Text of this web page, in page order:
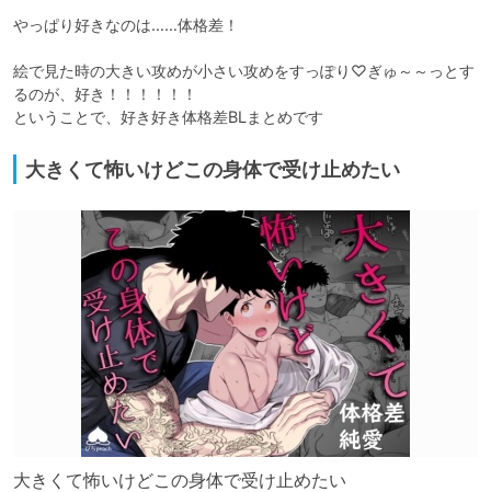
やっぱり好きなのは……体格差！
絵で見た時の大きい攻めが小さい攻めをすっぽり♡ぎゅ～～っとす
るのが、好き！！！！！！
ということで、好き好き体格差BLまとめです
大きくて怖いけどこの身体で受け止めたい
大きくて怖いけどこの身体で受け止めたい